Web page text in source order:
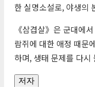
한 실명소설로, 야생의
《삼겹살》은 군대에
람쥐에 대한 애정 때문
하며, 생태 문제를 다시
저자